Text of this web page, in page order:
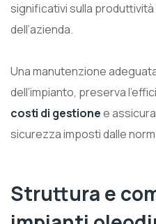
significativi sulla produttività
dell’azienda.
Una manutenzione
dell’impianto, preserva
costi di gestionee
sicurezza imposti dalle
Struttura e